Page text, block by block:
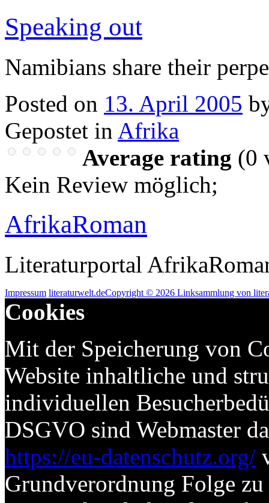
Speaking out
Namibians share their
Posted on 13. April 2005
Gepostet in Afrika
Average rating (0
Kein Review möglich;
AfrikaRoman
Literaturportal
Impressum literaturwelt.deCopyright © 2026 Linksammlung von
Cookies
Mit der Speicherung von
Website inhaltliche und
individuellen
DSGVO sind Webmaster
https://eu-datenschutz.org/
Grundverordnung Folge